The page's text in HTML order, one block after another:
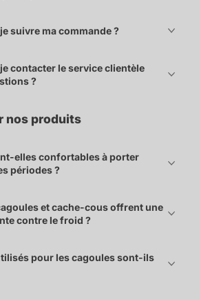
suivre ma commande ?
contacter le service clientèle
?
nos produits
elles confortables à porter
périodes ?
et cache-cous offrent une
contre le froid ?
pour les cagoules sont-ils